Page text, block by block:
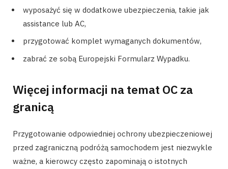
wyposażyć się w dodatkowe ubezpieczenia, takie jak
assistance lub AC,
przygotować komplet wymaganych dokumentów,
zabrać ze sobą Europejski Formularz Wypadku.
Więcej informacji na temat OC za
granicą
Przygotowanie odpowiedniej ochrony ubezpieczeniowej
przed zagraniczną podróżą samochodem jest niezwykle
ważne, a kierowcy często zapominają o istotnych